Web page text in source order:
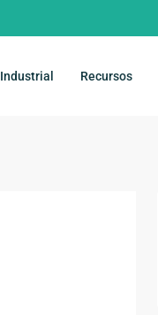
Industrial Recursos